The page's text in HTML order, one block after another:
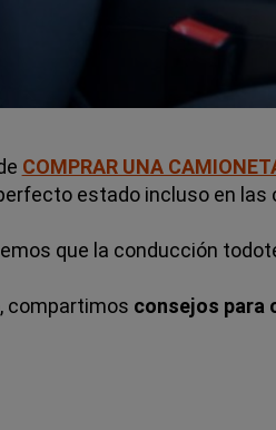
COMPRAR UNA
estado incluso en las
que la conducción
compartimos consejos para